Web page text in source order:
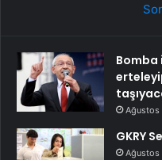
Bomba
Ağustos
GKRY
Ağustos